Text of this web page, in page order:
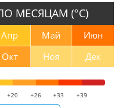
МЕСЯЦАМ (°С)
Апр Май
Июн
Окт Ноя Дек
+20 +26 +33 +39